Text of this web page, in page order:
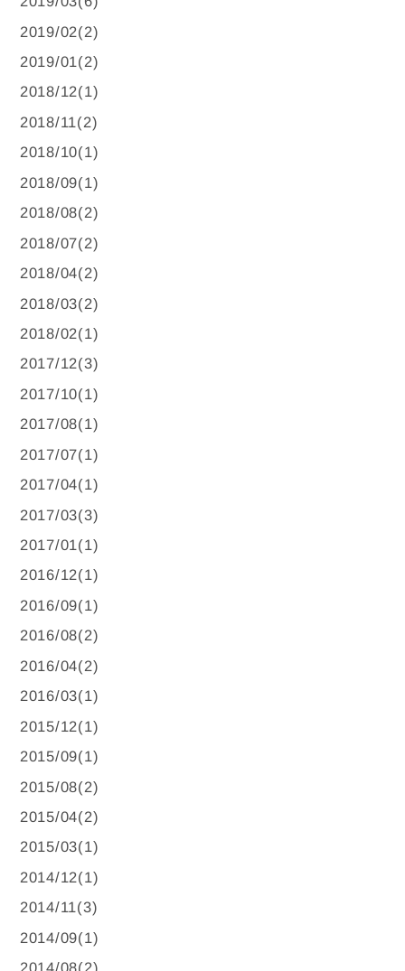
2019/02(2)
2019/01(2)
2018/12(1)
2018/11(2)
2018/10(1)
2018/09(1)
2018/08(2)
2018/07(2)
2018/04(2)
2018/03(2)
2018/02(1)
2017/12(3)
2017/10(1)
2017/08(1)
2017/07(1)
2017/04(1)
2017/03(3)
2017/01(1)
2016/12(1)
2016/09(1)
2016/08(2)
2016/04(2)
2016/03(1)
2015/12(1)
2015/09(1)
2015/08(2)
2015/04(2)
2015/03(1)
2014/12(1)
2014/11(3)
2014/09(1)